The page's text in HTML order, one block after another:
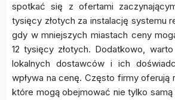
spotkać się z ofertami
tysięcy złotych za instalację systemu
gdy w mniejszych miastach ceny
12 tysięcy złotych. Dodatkowo,
lokalnych dostawców i ich
wpływa na cenę. Często firmy oferują
które mogą obejmować nie tylko samą